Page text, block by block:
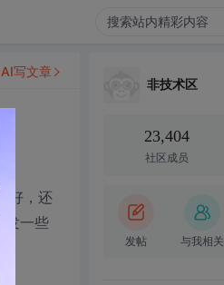
好，还
发一些
写文章
非技术区
23,404
社区成员
发帖 与我相关